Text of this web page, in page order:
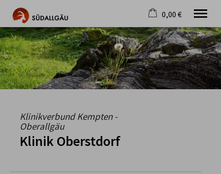
Die schönste Seite im Allgäu
Aktuell
Destination
Gastgeber
Wandern
Mountainbike
Tipps
Jobs
0,00 €
×
Warenkorb ist leer
Klinikverbund Kempten -
Oberallgäu
Klinik Oberstdorf